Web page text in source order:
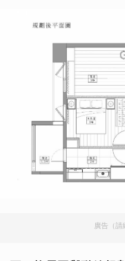
廣告（請